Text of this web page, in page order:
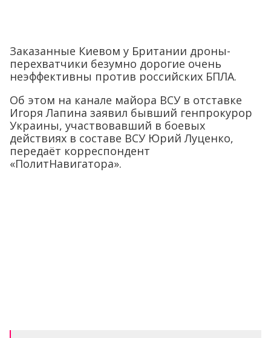
Заказанные Киевом у Британии дроны-
перехватчики безумно дорогие очень
неэффективны против российских БПЛА.
Об этом на канале майора ВСУ в отставке
Игоря Лапина заявил бывший генпрокурор
Украины, участвовавший в боевых
действиях в составе ВСУ Юрий Луценко,
передаёт корреспондент
«ПолитНавигатора».